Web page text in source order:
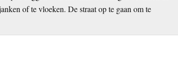
of te vloeken. De straat op te gaan om te